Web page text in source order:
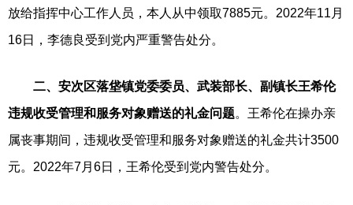
放给指挥中心工作人员，本人从中领取7885元。2022年11月
16日，李德良受到党内严重警告处分。
二、安次区落垡镇党委委员、武装部长、副镇长王希伦
违规收受管理和服务对象赠送的礼金问题。王希伦在操办亲
属丧事期间，违规收受管理和服务对象赠送的礼金共计3500
元。2022年7月6日，王希伦受到党内警告处分。